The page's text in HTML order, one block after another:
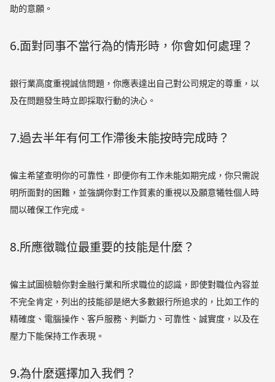
助的意願。
6.面對同事不當行為的情形時，你會如何處理？
銀行業高度重視誠信問題，你應表達出自己對公司規定的尊重，以
及在問題發生時立即採取行動的決心。
7.過去半年有何工作滯後未能按時完成時？
僱主希望查明你的可靠性，即便你有工作未能如期完成，你只需說
明所面對的困難，並強調你對工作質素的重視以及願意犧牲個人時
間以確保工作完成。
8.所應徵職位最重要的技能是什麼？
僱主試圖檢驗你對金融行業和所求職位的認識，即使對職位內容並
不完全肯定，列出的技能卻是絕大多數銀行所追求的，比如工作的
精確度、電腦操作、客戶服務、判斷力、可靠性、誠實度，以及在
壓力下能保持工作表現。
9.為什麼選擇加入我們？